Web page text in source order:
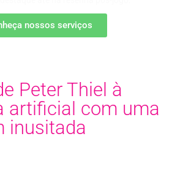
nossos serviços
Peter Thiel à
artificial com uma
inusitada